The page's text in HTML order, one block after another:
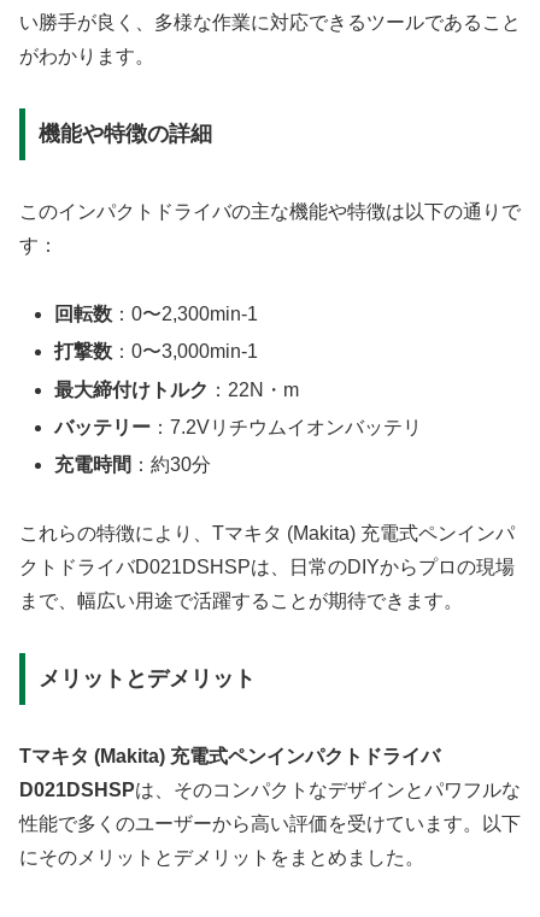
い勝手が良く、多様な作業に対応できるツールであること
がわかります。
機能や特徴の詳細
このインパクトドライバの主な機能や特徴は以下の通りで
す：
回転数 ：0〜2,300min-1
打撃数 ：0〜3,000min-1
最大締付けトルク ：22N・m
バッテリー ：7.2Vリチウムイオンバッテリ
充電時間 ：約30分
これらの特徴により、Tマキタ (Makita) 充電式ペンインパ
クトドライバD021DSHSPは、日常のDIYからプロの現場
まで、幅広い用途で活躍することが期待できます。
メリットとデメリット
Tマキタ (Makita) 充電式ペンインパクトドライバ
D021DSHSPは、そのコンパクトなデザインとパワフルな
性能で多くのユーザーから高い評価を受けています。以下
にそのメリットとデメリットをまとめました。